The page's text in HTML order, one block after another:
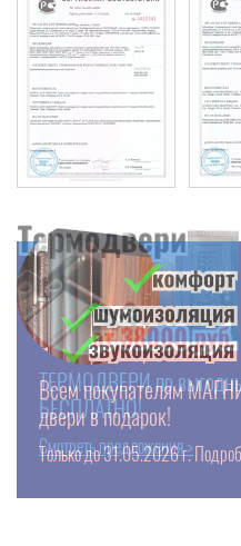
Смотреть предложения >
Всем покупателям
двери в подарок!
Только до 31.05.2026 г.
Смотреть предложения >